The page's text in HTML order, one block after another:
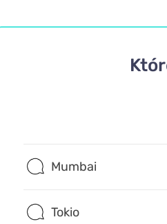
Mumbai
Tokio